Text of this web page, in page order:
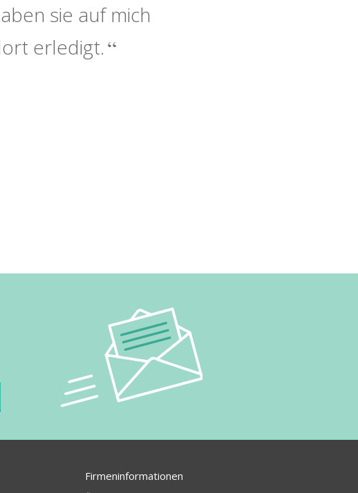
sie auf mich
erledigt.
Firmeninformationen